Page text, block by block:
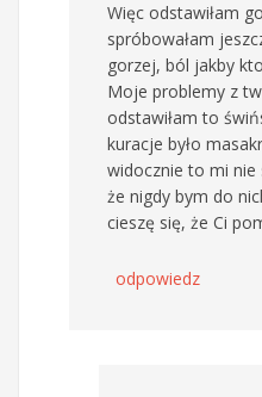
Więc odstawiłam
spróbowałam
gorzej, ból jakby
Moje problemy z
odstawiłam to
kuracje było
widocznie to mi nie
że nigdy bym do
cieszę się, że Ci
odpowiedz